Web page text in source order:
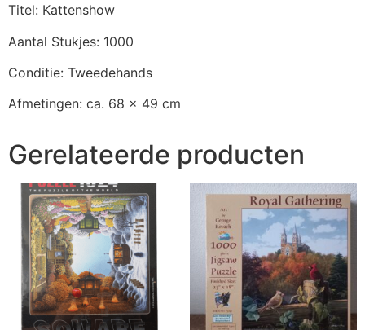
Titel: Kattenshow
Aantal Stukjes: 1000
Conditie: Tweedehands
Afmetingen: ca. 68 x 49 cm
Gerelateerde producten